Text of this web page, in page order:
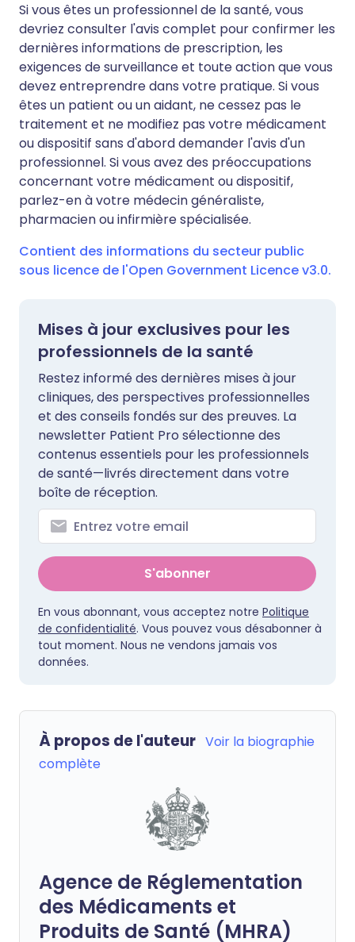
Si vous êtes un professionnel de la santé, vous
devriez consulter l'avis complet pour confirmer les
dernières informations de prescription, les
exigences de surveillance et toute action que vous
devez entreprendre dans votre pratique. Si vous
êtes un patient ou un aidant, ne cessez pas le
traitement et ne modifiez pas votre médicament
ou dispositif sans d'abord demander l'avis d'un
professionnel. Si vous avez des préoccupations
concernant votre médicament ou dispositif,
parlez-en à votre médecin généraliste,
pharmacien ou infirmière spécialisée.
Contient des informations du secteur public
sous licence de l'Open Government Licence v3.0.
Mises à jour exclusives pour les
professionnels de la santé
Restez informé des dernières mises à jour
cliniques, des perspectives professionnelles
et des conseils fondés sur des preuves. La
newsletter Patient Pro sélectionne des
contenus essentiels pour les professionnels
de santé—livrés directement dans votre
boîte de réception.
S'abonner
En vous abonnant, vous acceptez notre Politique
de confidentialité. Vous pouvez vous désabonner à
tout moment. Nous ne vendons jamais vos
données.
À propos de l'auteur Voir la biographie
complète
Agence de Réglementation
des Médicaments et
Produits de Santé (MHRA)